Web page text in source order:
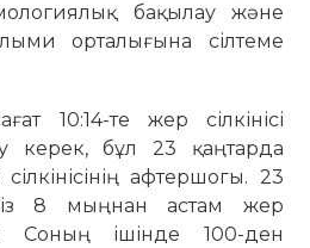
бақылау және
орталығына сілтеме
10:14-те жер сілкінісі
керек, бұл 23 қаңтарда
афтершогы. 23
8 мыңнан астам жер
Соның ішінде 100-ден